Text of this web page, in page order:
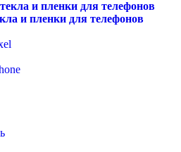
и пленки для телефонов